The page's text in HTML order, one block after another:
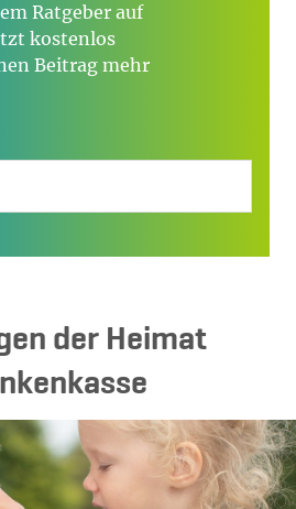
Ratgeber auf
kostenlos
Beitrag mehr
der Heimat